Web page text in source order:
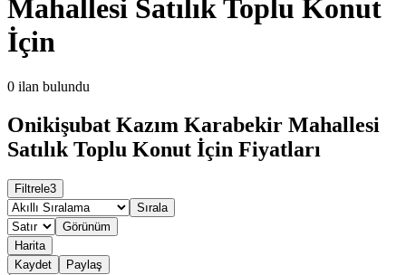
Mahallesi Satılık Toplu Konut
İçin
0 ilan bulundu
Onikişubat Kazım Karabekir Mahallesi
Satılık Toplu Konut İçin Fiyatları
Filtrele3
Sırala
Görünüm
Harita
Kaydet
Paylaş